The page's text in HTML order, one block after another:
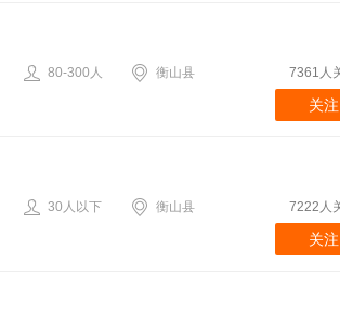
80-300人 衡山县 7361人
关注
30人以下 衡山县 7222人
关注